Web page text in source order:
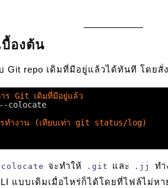
บื้องต้น
Git repo เดิมที่มีอยู่แล้วได้ทันที โดยสั่
ร Git เดิมที่มีอยู่แล้ว
รทำงาน (เทียบเท่า git status/log)
จะทำให้ .git และ .jj
ท
แบบเดิมเมื่อไหร่ก็ได้โดยที่ไฟล์ไม่หา